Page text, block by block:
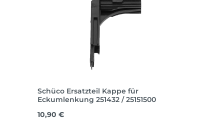
Schüco Ersatzteil Kappe für
Eckumlenkung 251432 / 25151500
Regulärer Preis:
10,90 €